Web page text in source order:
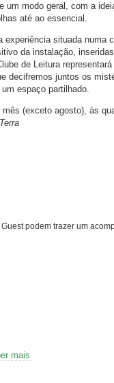
um modo geral, com a
até ao essencial.
situada numa
da instalação,
de Leitura
decifremos juntos os
espaço partilhado.
(exceto agosto), às
podem trazer um
mais